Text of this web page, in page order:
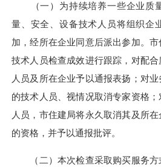
（一）为持续培养一些企业质
量、安全、设备技术人员将组织企
加，经所在企业同意后派出参加。
技术人员检查成效进行跟踪，对配
人员及所在企业予以通报表扬；对
的技术人员、视情况取消专家资格
人员，市住建局将永久取消其及所
的资格，并予以通报批评。
（二）本次检查采取购买服务方